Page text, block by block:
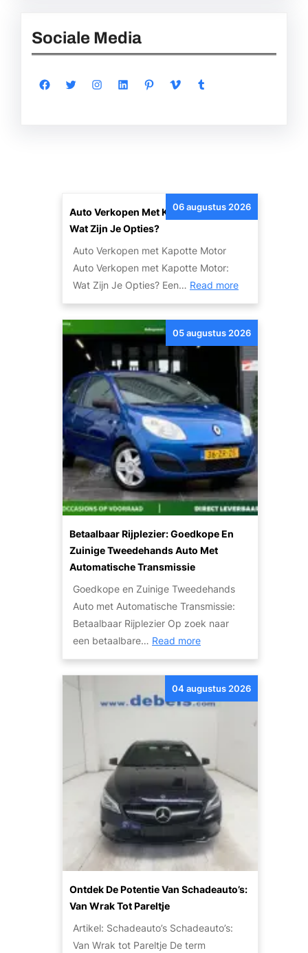
Sociale Media
Facebook Twitter Instagram LinkedIn Pinterest Vimeo Tumblr
Auto Verkopen Met Kapotte Motor:
Wat Zijn Je Opties?
06 augustus 2026
Auto Verkopen met Kapotte Motor
Auto Verkopen met Kapotte Motor:
Wat Zijn Je Opties? Een… Read more:
A
u
t
V
r
k
o
p
e
n
m
e
W
j
n
Betaalbaar Rijplezier: Goedkope En
Zuinige Tweedehands Auto Met
Automatische Transmissie
05 augustus 2026
Goedkope en Zuinige Tweedehands
Auto met Automatische Transmissie:
Betaalbaar Rijplezier Op zoek naar
een betaalbare… Read more:
B
e
t
a
b
a
r
R
i
z
i
Ontdek De Potentie Van Schadeauto’s:
Van Wrak Tot Pareltje
04 augustus 2026
Artikel: Schadeauto’s Schadeauto’s:
Van Wrak tot Pareltje De term